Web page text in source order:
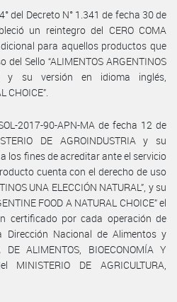
del Decreto N° 1.341 de fecha 30 de
un reintegro del CERO COMA
para aquellos productos que
Sello “ALIMENTOS ARGENTINOS
y su versión en idioma inglés,
CHOICE”.
2017-90-APN-MA de fecha 12 de
DE AGROINDUSTRIA y su
los fines de acreditar ante el servicio
cuenta con el derecho de uso
UNA ELECCIÓN NATURAL”, y su
FOOD A NATURAL CHOICE” el
certificado por cada operación de
Dirección Nacional de Alimentos y
ALIMENTOS, BIOECONOMÍA Y
MINISTERIO DE AGRICULTURA,